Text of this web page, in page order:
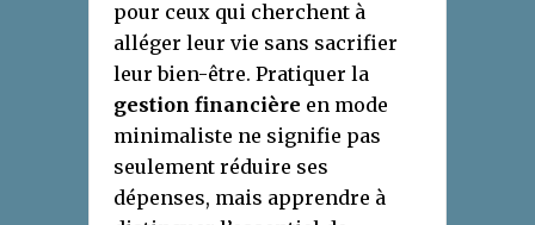
pour ceux qui cherchent à
alléger leur vie sans sacrifier
leur bien-être. Pratiquer la
gestion financière en mode
minimaliste ne signifie pas
seulement réduire ses
dépenses, mais apprendre à